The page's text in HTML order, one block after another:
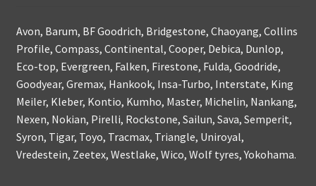
Avon, Barum, BF Goodrich, Bridgestone, Chaoyang, Collins
Profile, Compass, Continental, Cooper, Debica, Dunlop,
Eco-top, Evergreen, Falken, Firestone, Fulda, Goodride,
Goodyear, Gremax, Hankook, Insa-Turbo, Interstate, King
Meiler, Kleber, Kontio, Kumho, Master, Michelin, Nankang,
Nexen, Nokian, Pirelli, Rockstone, Sailun, Sava, Semperit,
Syron, Tigar, Toyo, Tracmax, Triangle, Uniroyal,
Vredestein, Zeetex, Westlake, Wico, Wolf tyres, Yokohama.